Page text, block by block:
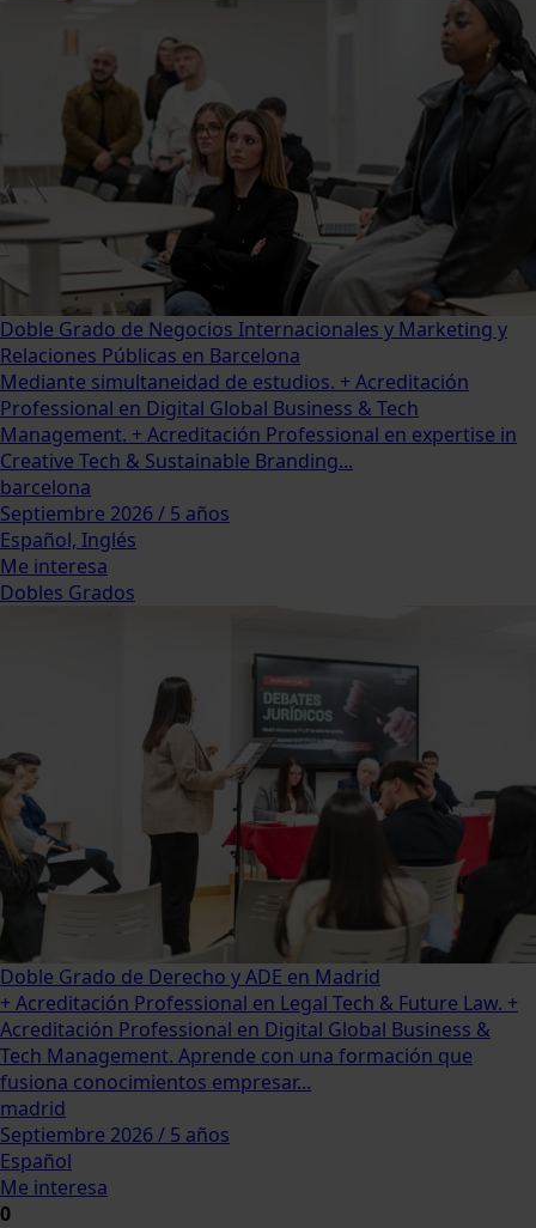
Doble Grado de Negocios Internacionales y Marketing y
Relaciones Públicas en Barcelona
Mediante simultaneidad de estudios. + Acreditación
Professional en Digital Global Business & Tech
Management. + Acreditación Professional en expertise in
Creative Tech & Sustainable Branding...
barcelona
Septiembre 2026 / 5 años
Español, Inglés
Me interesa
Dobles Grados
Doble Grado de Derecho y ADE en Madrid
+ Acreditación Professional en Legal Tech & Future Law. +
Acreditación Professional en Digital Global Business &
Tech Management. Aprende con una formación que
fusiona conocimientos empresar...
madrid
Septiembre 2026 / 5 años
Español
Me interesa
0